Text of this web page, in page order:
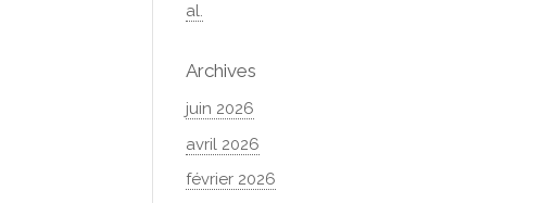
al.
Archives
juin 2026
avril 2026
février 2026